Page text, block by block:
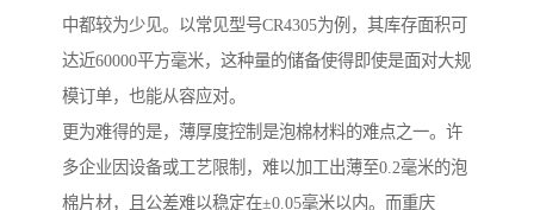
中都较为少见。以常见型号CR4305为例，其库存面积可
达近60000平方毫米，这种量的储备使得即使是面对大规
模订单，也能从容应对。
更为难得的是，薄厚度控制是泡棉材料的难点之一。许
多企业因设备或工艺限制，难以加工出薄至0.2毫米的泡
棉片材，且公差难以稳定在±0.05毫米以内。而重庆